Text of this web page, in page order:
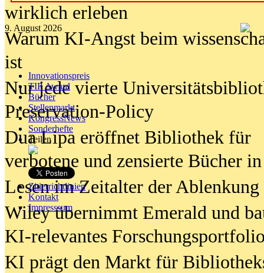
9. August 2026
Innovationspreis
TIP Award
Bücher
Stellenmarkt
KongressNews
Sonderhefte
Teilen
Zitierrichtlinien
Kontakt
Impresssum
wirklich erleben
Warum KI-Angst beim
ist
Nur jede vierte
Preservation-Policy
Dua Lipa eröffnet Bibliothek für
verbotene und zensierte Bücher
Lesen im Zeitalter der Ablenkung
Wiley übernimmt Emerald und
KI-relevantes
KI prägt den Markt für